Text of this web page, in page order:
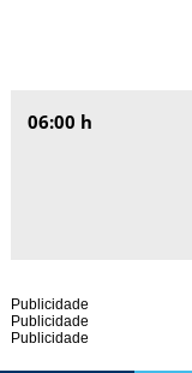
06:00 h
Publicidade
Publicidade
Publicidade